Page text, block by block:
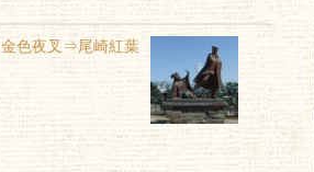
金色夜叉⇒尾崎紅葉